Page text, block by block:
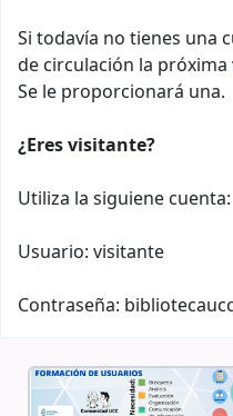
Si todavía no tienes una
de circulación la próxima
Se le proporcionará una.
¿Eres visitante?
Utiliza la siguiene cuenta:
Usuario: visitante
Contraseña: bibliotecaucc